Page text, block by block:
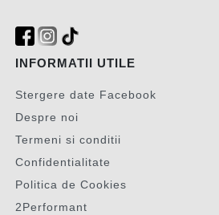
INFORMATII UTILE
Stergere date Facebook
Despre noi
Termeni si conditii
Confidentialitate
Politica de Cookies
2Performant